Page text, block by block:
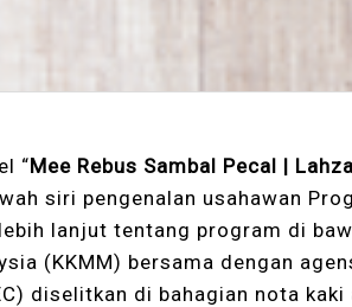
“ Mee Rebus Sambal Pecal |
siri pengenalan usahawan
lanjut tentang program di
(KKMM) bersama dengan
diselitkan di bahagian nota